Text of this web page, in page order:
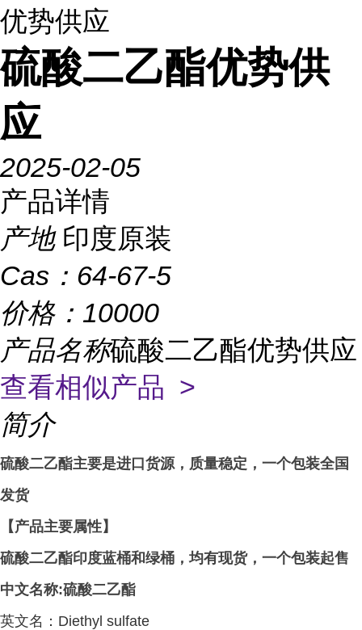
优势供应
硫酸二乙酯优势供
应
2025-02-05
产品详情
产地 印度原装
Cas： 64-67-5
价格： 10000
产品名称硫酸二乙酯优势供应
查看相似产品 >
简介
硫酸二乙酯主要是进口货源，质量稳定，一个包装全国
发货
【产品主要属性】
硫酸二乙酯印度蓝桶和绿桶，均有现货，一个包装起售
中文名称:硫酸二乙酯
英文名： Diethyl sulfate